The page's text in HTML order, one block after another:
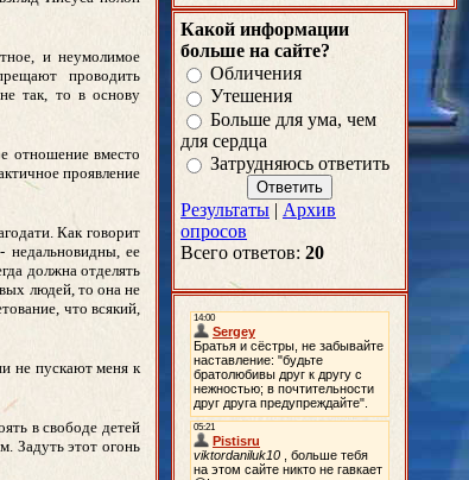
и неумолимое
проводить
так, то в основу
отношение вместо
проявление
Как говорит
недальновидны, ее
должна отделять
людей, то она не
что всякий,
не пускают меня к
в свободе детей
Задуть этот огонь
Какой информации
больше на сайте?
Обличения
Утешения
Больше для ума, чем
для сердца
Затрудняюсь ответить
Результаты | Архив
опросов
Всего ответов: 20